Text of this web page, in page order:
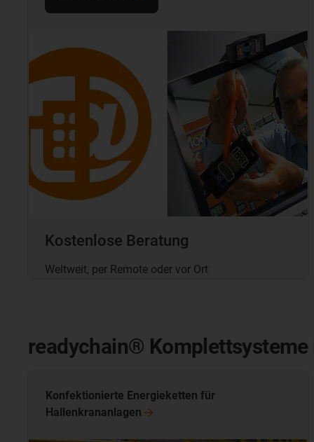
Kostenlose Beratung
Weltweit, per Remote oder vor Ort
readychain®
Konfektionierte Energieketten für
Hallenkrananlagen